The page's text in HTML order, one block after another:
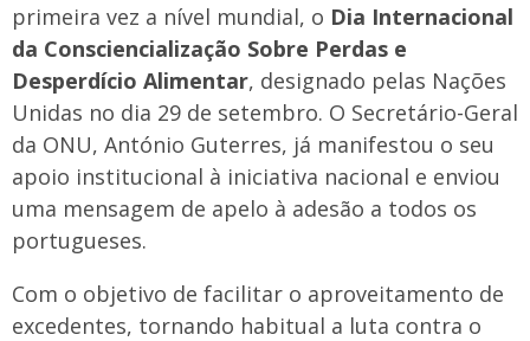
primeira vez a nível mundial, o Dia Internacional
da Consciencialização Sobre Perdas e
Desperdício Alimentar, designado pelas Nações
Unidas no dia 29 de setembro. O Secretário-Geral
da ONU, António Guterres, já manifestou o seu
apoio institucional à iniciativa nacional e enviou
uma mensagem de apelo à adesão a todos os
portugueses.
Com o objetivo de facilitar o aproveitamento de
excedentes, tornando habitual a luta contra o